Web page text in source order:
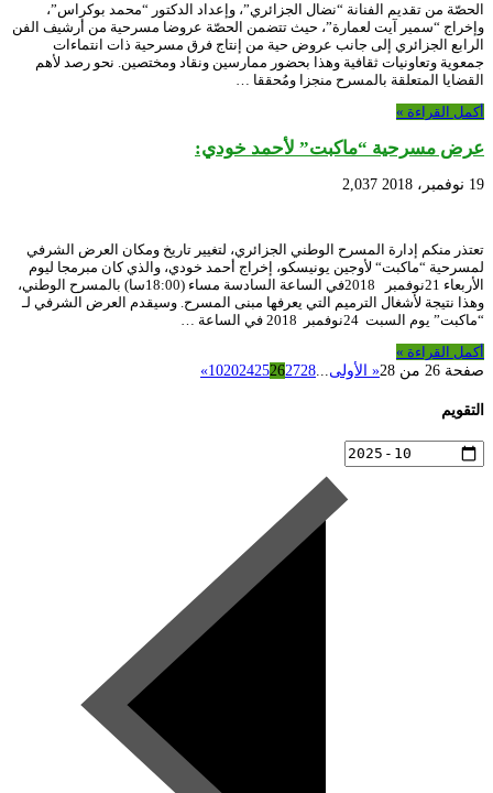
الحصّة من تقديم الفنانة “نضال الجزائري”، وإعداد الدكتور “محمد بوكراس”،
وإخراج “سمير آيت لعمارة”، حيث تتضمن الحصّة عروضا مسرحية من أرشيف الفن
الرابع الجزائري إلى جانب عروض حية من إنتاج فرق مسرحية ذات انتماءات
جمعوية وتعاونيات ثقافية وهذا بحضور ممارسين ونقاد ومختصين. نحو رصد لأهم
القضايا المتعلقة بالمسرح منجزا ومُحققا …
أكمل القراءة »
عرض مسرحية “ماكبت” لأحمد خودي:
19 نوفمبر، 2018 2,037
تعتذر منكم إدارة المسرح الوطني الجزائري، لتغيير تاريخ ومكان العرض الشرفي
لمسرحية “ماكبت“ لأوجين يونيسكو، إخراج أحمد خودي، والذي كان مبرمجا ليوم
الأربعاء 21نوفمبر 2018في الساعة السادسة مساء (18:00سا) بالمسرح الوطني،
وهذا نتيجة لأشغال الترميم التي يعرفها مبنى المسرح. وسيقدم العرض الشرفي لـ
“ماكبت” يوم السبت 24نوفمبر 2018 في الساعة …
أكمل القراءة »
صفحة 26 من 28
« الأولى...
10202425262728
»
التقويم